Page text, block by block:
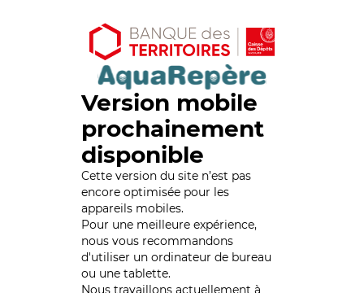
Version mobile
prochainement
disponible
Cette version du site n’est pas
encore optimisée pour les
appareils mobiles.
Pour une meilleure expérience,
nous vous recommandons
d'utiliser un ordinateur de bureau
ou une tablette.
Nous travaillons actuellement à